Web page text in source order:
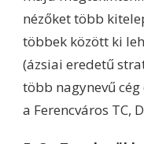
nézőket több
többek között ki
(ázsiai eredetű
több nagynevű
a Ferencváros TC,